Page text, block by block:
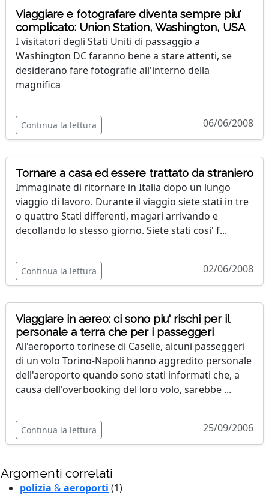
Viaggiare e fotografare diventa sempre piu'
complicato: Union Station, Washington, USA
I visitatori degli Stati Uniti di passaggio a
Washington DC faranno bene a stare attenti, se
desiderano fare fotografie all'interno della
magnifica
Continua la lettura 06/06/2008
Tornare a casa ed essere trattato da straniero
Immaginate di ritornare in Italia dopo un lungo
viaggio di lavoro. Durante il viaggio siete stati in tre
o quattro Stati differenti, magari arrivando e
decollando lo stesso giorno. Siete stati cosi' f...
Continua la lettura 02/06/2008
Viaggiare in aereo: ci sono piu' rischi per il
personale a terra che per i passeggeri
All'aeroporto torinese di Caselle, alcuni passeggeri
di un volo Torino-Napoli hanno aggredito personale
dell'aeroporto quando sono stati informati che, a
causa dell'overbooking del loro volo, sarebbe ...
Continua la lettura 25/09/2006
Argomenti correlati
polizia &aeroporti (1)